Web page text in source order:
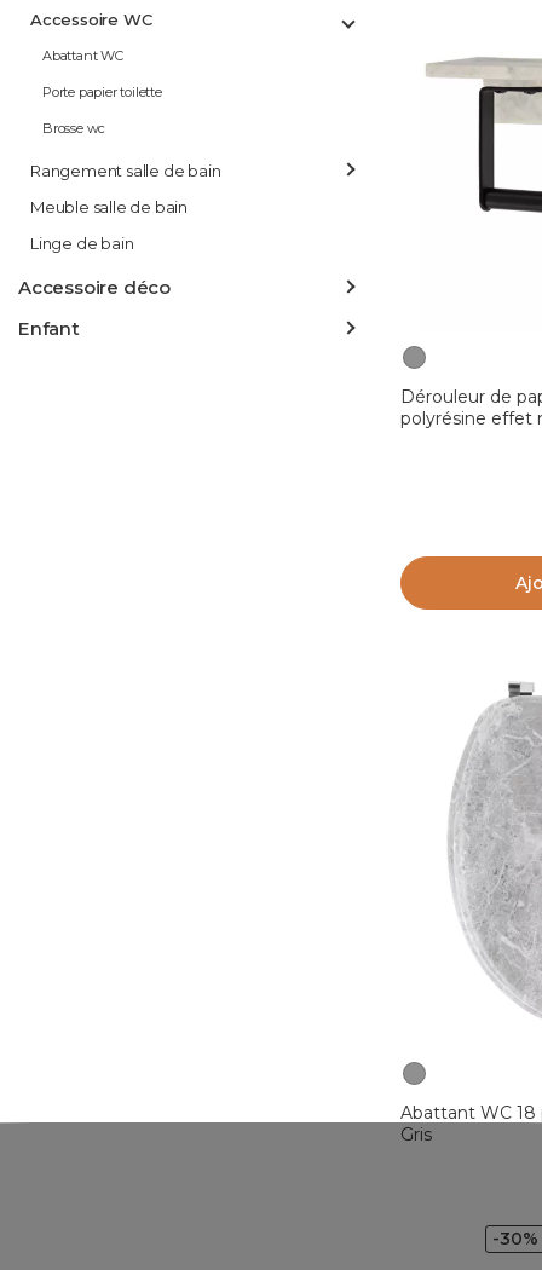
Accessoire WC
Abattant WC
Porte papier toilette
Brosse wc
Rangement salle de bain
Meuble salle de bain
Linge de bain
Accessoire déco
Enfant
Dérouleur de
polyrésine effet
Abattant WC 18
Gris
-30%